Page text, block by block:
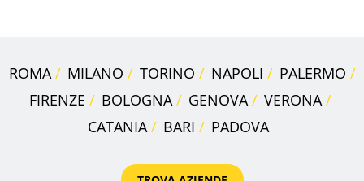
ROMA MILANO TORINO NAPOLI
PALERMO
FIRENZE
BOLOGNA GENOVA
VERONA
CATANIA
BARI PADOVA